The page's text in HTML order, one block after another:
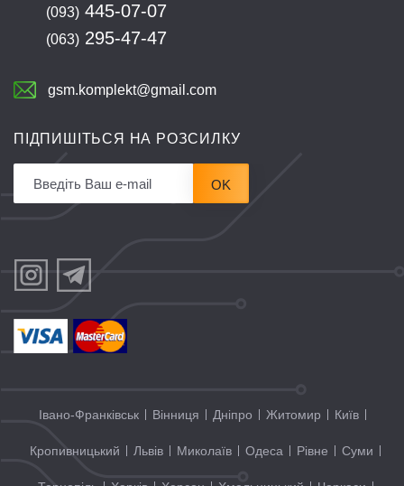
(093) 445-07-07
(063) 295-47-47
gsm.komplekt@gmail.com
ПІДПИШІТЬСЯ НА РОЗСИЛКУ
OK
Івано-Франківськ Вінниця Дніпро Житомир Київ
Кропивницький Львів Миколаїв Одеса Рівне Суми